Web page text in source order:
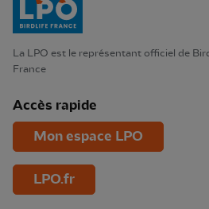
La LPO est le représentant officiel de
France
Accès rapide
Mon espace LPO
LPO.fr